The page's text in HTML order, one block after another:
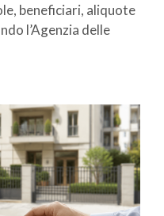
beneficiari, aliquote
l’Agenzia delle